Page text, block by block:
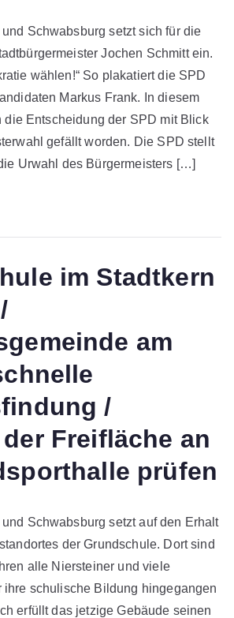
Schwabsburg setzt sich für die
Jochen Schmitt ein.
wählen!“ So plakatiert die SPD
Markus Frank. In diesem
die Entscheidung der SPD mit Blick
gefällt worden. Die SPD stellt
Urwahl des Bürgermeisters […]
im Stadtkern
am
/
Freifläche an
prüfen
Schwabsburg setzt auf den Erhalt
der Grundschule. Dort sind
alle Niersteiner und viele
ihre schulische Bildung hingegangen
erfüllt das jetzige Gebäude seinen